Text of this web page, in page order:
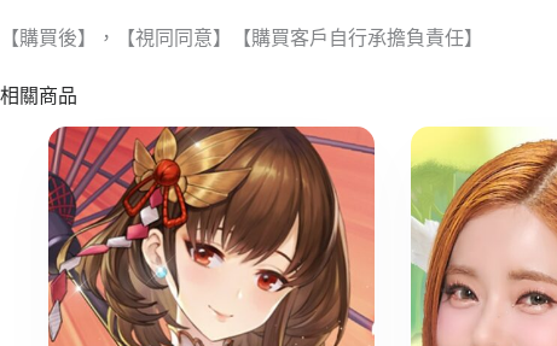
【購買後】，【視同同意】【購買客戶自行承擔負責任】
相關商品